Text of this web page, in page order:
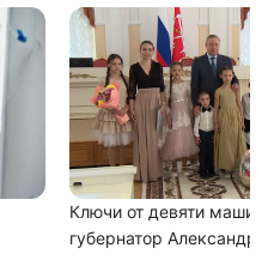
Ключи от девяти машин
губернатор Александр
вы
конфиденциальности